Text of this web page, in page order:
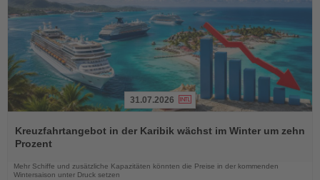
Sie
die
31.07.2026
Kreuzfahrtangebot in der Karibik wächst im Winter um zehn
Prozent
Mehr Schiffe und zusätzliche Kapazitäten könnten die Preise in der kommenden
Wintersaison unter Druck setzen